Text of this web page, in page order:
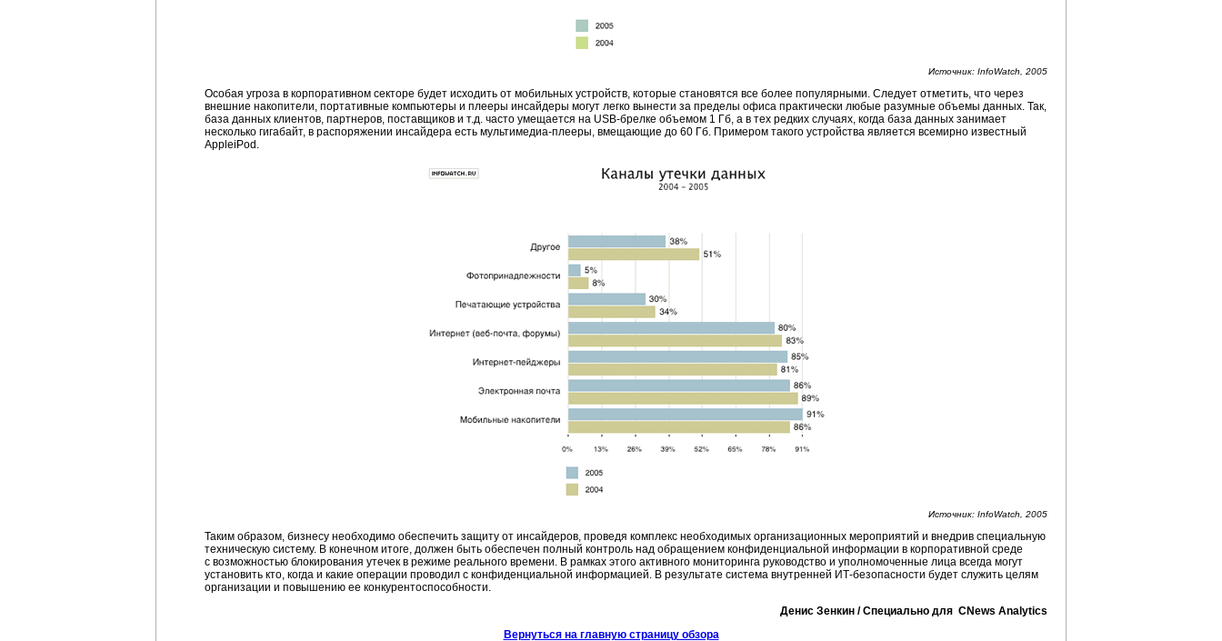
Источник: InfoWatch, 2005
Особая угроза в корпоративном секторе будет исходить от мобильных устройств, которые становятся все более популярными. Следует отметить, что через
внешние накопители, портативные компьютеры и плееры инсайдеры могут легко вынести за пределы офиса практически любые разумные объемы данных. Так,
база данных клиентов, партнеров, поставщиков и т.д. часто умещается на USB-брелке объемом 1 Гб, а в тех редких случаях, когда база данных занимает
несколько гигабайт, в распоряжении инсайдера есть мультимедиа-плееры, вмещающие до 60 Гб. Примером такого устройства является всемирно известный
AppleiPod.
Источник: InfoWatch, 2005
Таким образом, бизнесу необходимо обеспечить защиту от инсайдеров, проведя комплекс необходимых организационных мероприятий и внедрив специальную
техническую систему. В конечном итоге, должен быть обеспечен полный контроль над обращением конфиденциальной информации в корпоративной среде
с возможностью блокирования утечек в режиме реального времени. В рамках этого активного мониторинга руководство и уполномоченные лица всегда могут
установить кто, когда и какие операции проводил с конфиденциальной информацией. В результате система внутренней ИТ-безопасности будет служить целям
организации и повышению ее конкурентоспособности.
Денис Зенкин / Специально для CNews Analytics
Вернуться на главную страницу обзора